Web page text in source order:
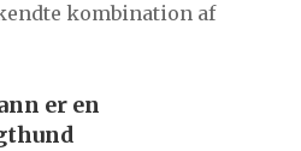
kombination af
er en